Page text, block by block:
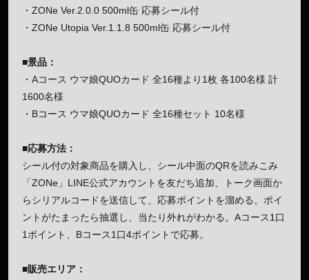
・ZONe Ver.2.0.0 500ml缶 応募シール付
・ZONe Utopia Ver.1.1.8 500ml缶 応募シール付
■景品：
・Aコース ウマ娘QUOカード 全16種より1枚 各100名様 計
1600名様
・Bコース ウマ娘QUOカード 全16種セット 10名様
■応募方法：
シール付の対象商品を購入し、シール中面のQRを読みこみ
「ZONe」LINE公式アカウントを友だち追加、トーク画面か
らシリアルコードを送信して、応募ポイントを溜める。ポイ
ントがたまったら抽選し、当たり外れがわかる。Aコース1口
1ポイント、Bコース1口4ポイントで応募。
■販売エリア：